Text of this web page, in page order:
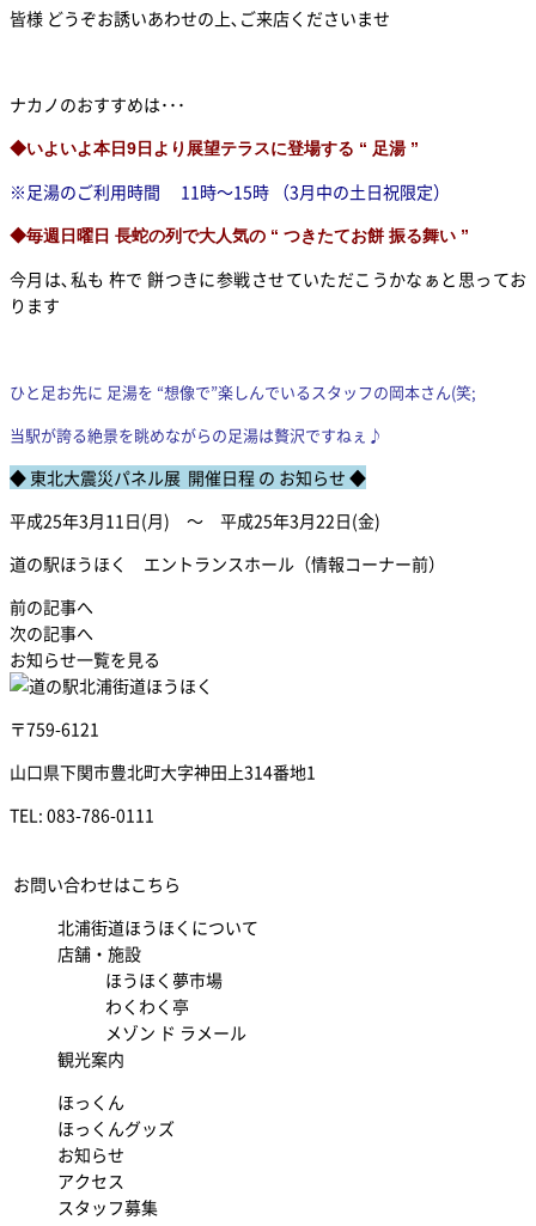
皆様 どうぞお誘いあわせの上､ご来店くださいませ
ナカノのおすすめは･･･
◆いよいよ本日9日より展望テラスに登場する “ 足湯 ”
※足湯のご利用時間 11時～15時 （3月中の土日祝限定）
◆毎週日曜日 長蛇の列で大人気の “ つきたてお餅 振る舞い ”
今月は､私も 杵で 餅つきに参戦させていただこうかなぁと思ってお
ります
ひと足お先に 足湯を “想像で”楽しんでいる スタッフの岡本さん(笑;
当駅が誇る絶景を眺めながらの足湯は贅沢ですねぇ♪
◆ 東北大震災パネル展 開催日程 の お知らせ ◆
平成25年3月11日(月) ～ 平成25年3月22日(金)
道の駅ほうほく エントランスホール（情報コーナー前）
前の記事へ
次の記事へ
お知らせ一覧を見る
〒759-6121
山口県下関市豊北町大字神田上314番地1
TEL: 083-786-0111
お問い合わせはこちら
北浦街道ほうほくについて
店舗・施設
ほうほく夢市場
わくわく亭
メゾン ド ラメール
観光案内
ほっくん
ほっくんグッズ
お知らせ
アクセス
スタッフ募集